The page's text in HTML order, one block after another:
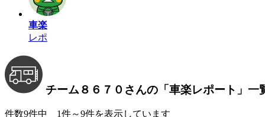
車楽
レポ
チーム８６７０さんの 「車楽レポート」 一
件数9件中 1件～9件を表示しています